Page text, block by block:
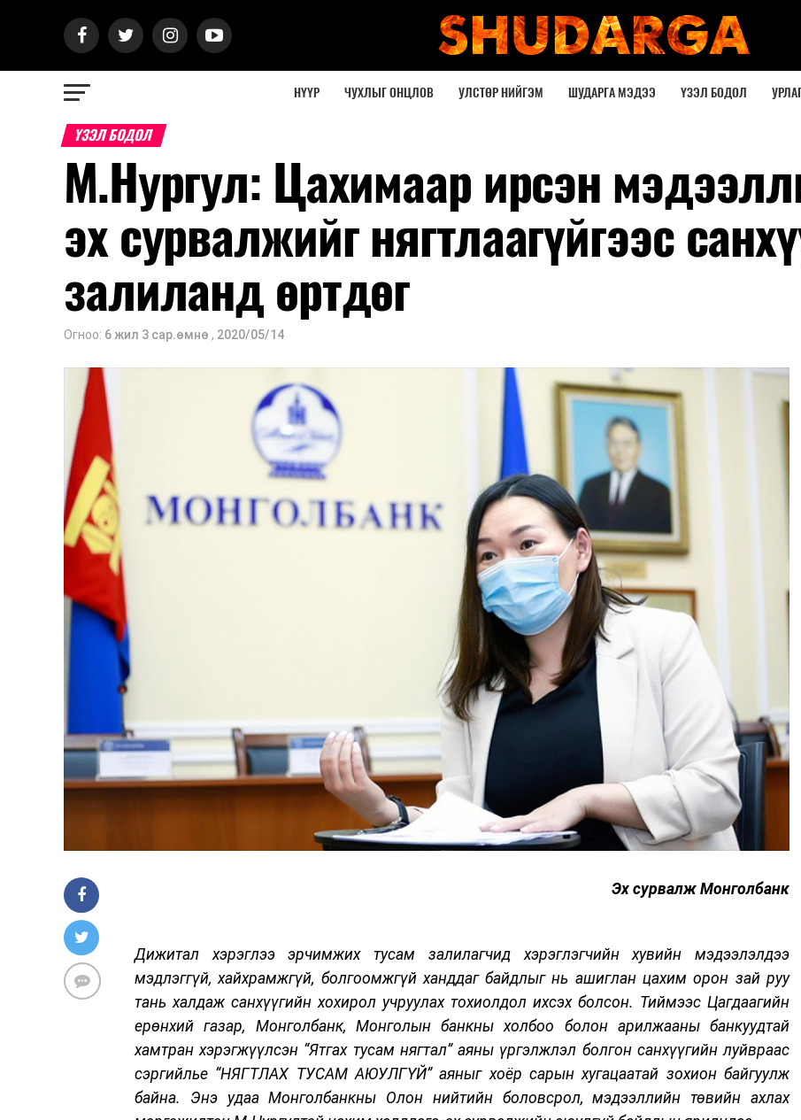
НҮҮР ЧУХЛЫГ ОНЦЛОВ УЛСТӨР НИЙГЭМ ШУДАРГА МЭДЭЭ ҮЗЭЛ БОДОЛ
ҮЗЭЛ БОДОЛ
М.Нургул: Цахимаар ирсэн
эх сурвалжийг нягтлаагүйгээс
залиланд өртдөг
Огноо: 6 жил 3 сар.өмнө , 2020/05/14
Эх сурвалж Монголбанк
Дижитал хэрэглээ эрчимжих тусам залилагчид хэрэглэгчийн хувийн мэдээлэлдээ
мэдлэггүй, хайхрамжгүй, болгоомжгүй ханддаг байдлыг нь ашиглан цахим орон зай руу
тань халдаж санхүүгийн хохирол учруулах тохиолдол ихсэх болсон. Тиймээс Цагдаагийн
ерөнхий газар, Монголбанк, Монголын банкны холбоо болон арилжааны банкуудтай
хамтран хэрэгжүүлсэн “Ятгах тусам нягтал” аяны үргэлжлэл болгон санхүүгийн луйвраас
сэргийлье “НЯГТЛАХ ТУСАМ АЮУЛГҮЙ” аяныг хоёр сарын хугацаатай зохион байгуулж
байна. Энэ удаа Монголбанкны Олон нийтийн боловсрол, мэдээллийн төвийн ахлах